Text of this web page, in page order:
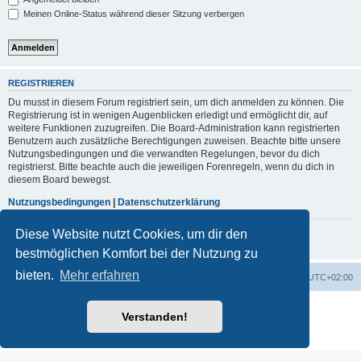
Diese Website nutzt Cookies, um dir den
bestmöglichen Komfort bei der Nutzung zu
bieten. Mehr erfahren
Verstanden!
Meinen Online-Status während dieser Sitzung verbergen
REGISTRIEREN
Du musst in diesem Forum registriert sein, um dich anmelden zu können. Die
Registrierung ist in wenigen Augenblicken erledigt und ermöglicht dir, auf
weitere Funktionen zuzugreifen. Die Board-Administration kann registrierten
Benutzern auch zusätzliche Berechtigungen zuweisen. Beachte bitte unsere
Nutzungsbedingungen und die verwandten Regelungen, bevor du dich
registrierst. Bitte beachte auch die jeweiligen Forenregeln, wenn du dich in
diesem Board bewegst.
Nutzungsbedingungen | Datenschutzerklärung
Registrieren
Portal Foren-Übersicht UTC+02:00
Powered by
® Forum Software © phpBB Limited
Deutsche Übersetzung durch
Datenschutz|Nutzungsbedingungen